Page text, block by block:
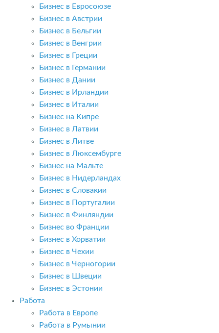
Бизнес в Евросоюзе
Бизнес в Австрии
Бизнес в Бельгии
Бизнес в Венгрии
Бизнес в Греции
Бизнес в Германии
Бизнес в Дании
Бизнес в Ирландии
Бизнес в Италии
Бизнес на Кипре
Бизнес в Латвии
Бизнес в Литве
Бизнес в Люксембурге
Бизнес на Мальте
Бизнес в Нидерландах
Бизнес в Словакии
Бизнес в Португалии
Бизнес в Финляндии
Бизнес во Франции
Бизнес в Хорватии
Бизнес в Чехии
Бизнес в Черногории
Бизнес в Швеции
Бизнес в Эстонии
Работа
Работа в Европе
Работа в Румынии